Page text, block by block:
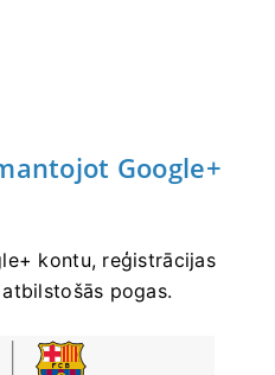
Google+
kontu, reģistrācijas
pogas.